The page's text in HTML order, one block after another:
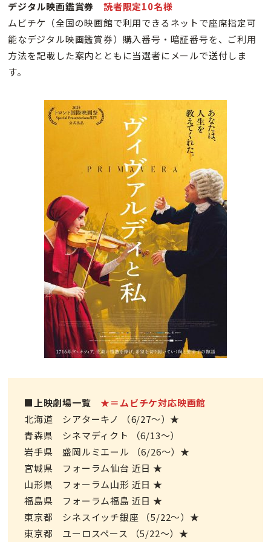
デジタル映画鑑賞券読者限定10名様
ムビチケ（全国の映画館で利用できるネットで座席指定可
能なデジタル映画鑑賞券）購入番号・暗証番号を、ご利用
方法を記載した案内とともに当選者にメールで送付しま
す。
■上映劇場一覧 ★＝ムビチケ対応映画館
北海道 シアターキノ （6/27～）★
青森県 シネマディクト （6/13～）
岩手県 盛岡ルミエール （6/26～）★
宮城県 フォーラム仙台 近日 ★
山形県 フォーラム山形 近日 ★
福島県 フォーラム福島 近日 ★
東京都 シネスイッチ銀座 （5/22～）★
東京都 ユーロスペース （5/22～）★